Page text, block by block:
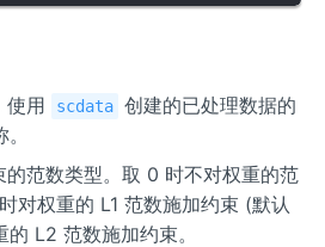
使用 scdata 创建的已处理数据的
的范数类型。取 0 时不对权重的范
对权重的 L1 范数施加约束 (默认
L2 范数施加约束。